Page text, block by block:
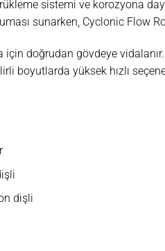
sistemi ve korozyona
sunarken, Cyclonic Flow
doğrudan gövdeye
boyutlarda yüksek hızlı
dişli